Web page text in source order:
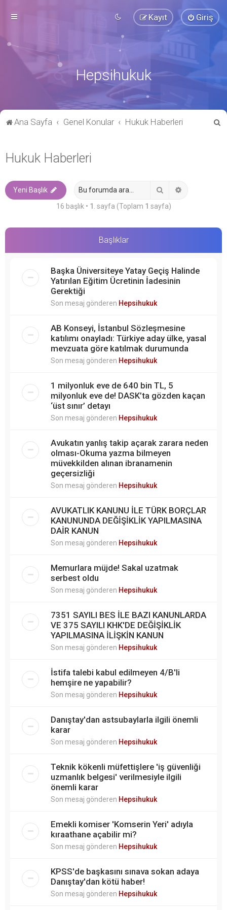
Giriş
Kayıt
Hepsihukuk
Ana Sayfa Genel Konular Hukuk Haberleri
Hukuk Haberleri
Yeni Başlık
16 başlık • 1 . sayfa (Toplam 1 sayfa)
Başlıklar
Başka Üniversiteye Yatay Geçiş Halinde
Yatırılan Eğitim Ücretinin İadesinin
Gerektiği
Son mesaj gönderen Hepsihukuk
AB Konseyi, İstanbul Sözleşmesine
katılımı onayladı: Türkiye aday ülke, yasal
mevzuata göre katılmak durumunda
Son mesaj gönderen Hepsihukuk
1 milyonluk eve de 640 bin TL, 5
milyonluk eve de! DASK’ta gözden kaçan
‘üst sınır’ detayı
Son mesaj gönderen Hepsihukuk
Avukatın yanlış takip açarak zarara neden
olması-Okuma yazma bilmeyen
müvekkilden alınan ibranamenin
geçersizliği
Son mesaj gönderen Hepsihukuk
AVUKATLIK KANUNU İLE TÜRK BORÇLAR
KANUNUNDA DEĞİŞİKLİK YAPILMASINA
DAİR KANUN
Son mesaj gönderen Hepsihukuk
Memurlara müjde! Sakal uzatmak
serbest oldu
Son mesaj gönderen Hepsihukuk
7351 SAYILI BES İLE BAZI KANUNLARDA
VE 375 SAYILI KHK'DE DEĞİŞİKLİK
YAPILMASINA İLİŞKİN KANUN
Son mesaj gönderen Hepsihukuk
İstifa talebi kabul edilmeyen 4/B'li
hemşire ne yapabilir?
Son mesaj gönderen Hepsihukuk
Danıştay'dan astsubaylarla ilgili önemli
karar
Son mesaj gönderen Hepsihukuk
Teknik kökenli müfettişlere 'iş güvenliği
uzmanlık belgesi' verilmesiyle ilgili
önemli karar
Son mesaj gönderen Hepsihukuk
Emekli komiser 'Komserin Yeri' adıyla
kıraathane açabilir mi?
Son mesaj gönderen Hepsihukuk
KPSS'de başkasını sınava sokan adaya
Danıştay'dan kötü haber!
Son mesaj gönderen Hepsihukuk